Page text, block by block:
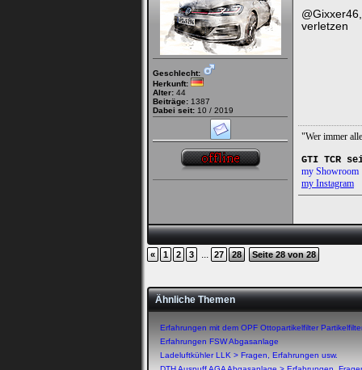
Geschlecht:
Herkunft:
Alter: 44
Beiträge: 1387
Dabei seit: 10 / 2019
verletzen
"Wer immer
GTI TCR
my Showroom
my Instagram
« 1 2 3 ... 27 28 Seite 28 von 28
Ähnliche Themen
Erfahrungen mit dem OPF Ottopartikelfilter
Erfahrungen FSW Abgasanlage
Ladeluftkühler LLK > Fragen, Erfahrungen usw.